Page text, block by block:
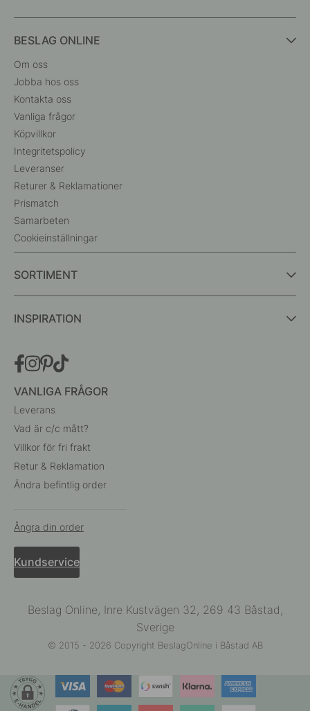
BESLAG ONLINE
Om oss
Jobba hos oss
Kontakta oss
Vanliga frågor
Köpvillkor
Integritetspolicy
Leveranser
Returer & Reklamationer
Prismatch
Samarbeten
Cookieinställningar
SORTIMENT
INSPIRATION
VANLIGA FRÅGOR
Leverans
Vad är c/c mått?
Villkor för fri frakt
Retur & Reklamation
Ändra befintlig order
Ångra din order
Kundservice
Beslag Online, Inre Kustvägen 32, 269 43 Båstad,
Sverige
© 2015 - 2026 Copyright BeslagOnline i Båstad AB